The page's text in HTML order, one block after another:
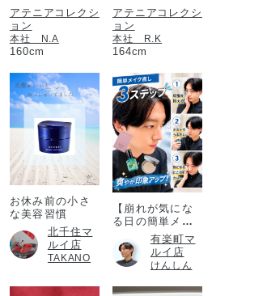
アテニアコレクシ
ョン
本社 N.A
160cm
アテニアコレクシ
ョン
本社 R.K
164cm
お休み前の小さ
な美容習慣
北千住マ
ルイ店
TAKANO
【崩れが気にな
る日の簡単メイ
ク直し】有楽町マ
ルイ店
けんしん